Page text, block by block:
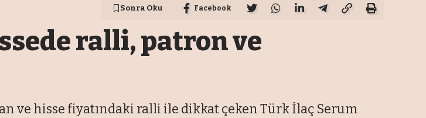
Sonra Oku Facebook
ralli, patron ve
ve hisse fiyatındaki ralli ile dikkat çeken Türk İlaç Serum